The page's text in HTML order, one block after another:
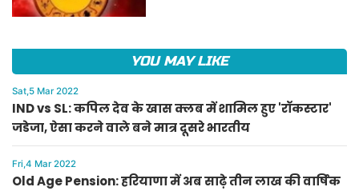
YOU MAY LIKE
Sat,5 Mar 2022
IND vs SL: कपिल देव के खास क्लब में शामिल हुए 'रॉकस्टार'
जडेजा, ऐसा करने वाले बने मात्र दूसरे भारतीय
Fri,4 Mar 2022
Old Age Pension: हरियाणा में अब साढ़े तीन लाख की वार्षिक